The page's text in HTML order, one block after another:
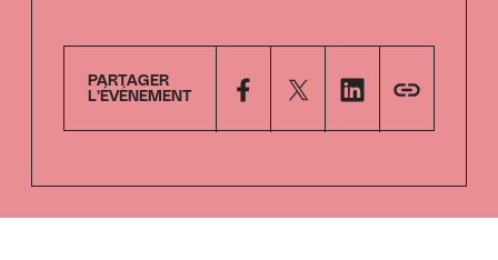
PARTAGER
L’ÉVÉNEMENT